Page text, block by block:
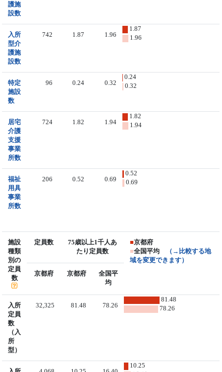
護施
設数
入所
型介
護施
設数
742 1.87 1.96
1.87
1.96
特定
施設
数
96 0.24 0.32
0.24
0.32
居宅
介護
支援
事業
所数
724 1.82 1.94
1.82
1.94
福祉
用具
事業
所数
206 0.52 0.69
0.52
0.69
施設
種類
別の
定員
数
定員数
75歳以上1千人あ
たり定員数
■京都府
■全国平均
（→比較する地
域を変更できます）
京都府
京都府
全国平
均
入所
定員
数
（入
所
型）
32,325 81.48 78.26
81.48
78.26
10.25